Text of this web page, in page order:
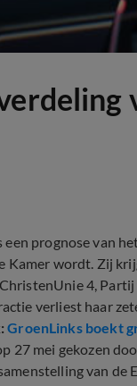
prognose van
wordt. Zij
4,
verliest haar
GroenLinks boekt
27 mei gekozen
van de